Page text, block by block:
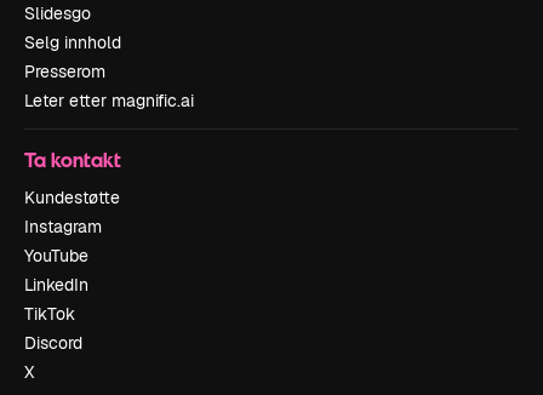
Slidesgo
Selg innhold
Presserom
Leter etter magnific.ai
Ta kontakt
Kundestøtte
Instagram
YouTube
LinkedIn
TikTok
Discord
X